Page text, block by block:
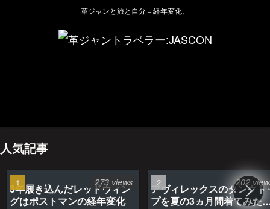
革ジャンと旅と自分＝経年変化、
人気記事
3年履き込んだレッドウィン
グはポストマンの経年変化
273 views
アヴィレックスのタンクト
プを夏の3ヵ月間着てみた
202